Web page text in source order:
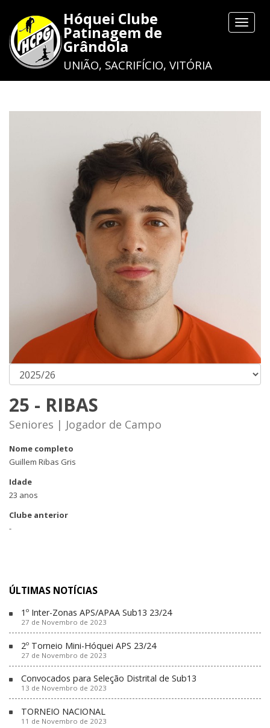
Toggle
Hóquei Clube
Patinagem de
Grândola
UNIÃO, SACRIFÍCIO, VITÓRIA
25 - RIBAS
Seniores | Jogador de Campo
Nome completo
Guillem Ribas Gris
Idade
23 anos
Clube anterior
-
ÚLTIMAS NOTÍCIAS
1º Inter-Zonas APS/APAA Sub13 23/24
27 de Novembro de 2023
2º Torneio Mini-Hóquei APS 23/24
27 de Novembro de 2023
Convocados para Seleção Distrital de Sub13
13 de Novembro de 2023
TORNEIO NACIONAL
11 de Novembro de 2023